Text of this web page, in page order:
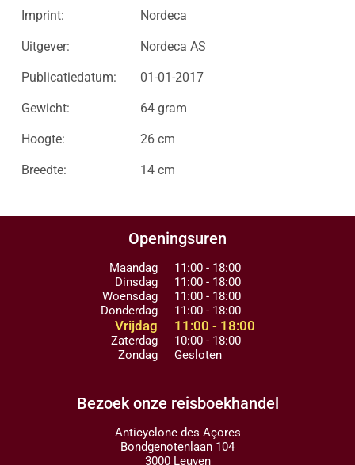
Imprint: Nordeca
Uitgever: Nordeca AS
Publicatiedatum: 01-01-2017
Gewicht: 64 gram
Hoogte: 26 cm
Breedte: 14 cm
Openingsuren
Maandag
Dinsdag
Woensdag
Donderdag
Vrijdag
Zaterdag
Zondag
11:00 - 18:00
11:00 - 18:00
11:00 - 18:00
11:00 - 18:00
11:00 - 18:00
10:00 - 18:00
Gesloten
Bezoek onze reisboekhandel
Anticyclone des Açores
Bondgenotenlaan 104
3000 Leuven